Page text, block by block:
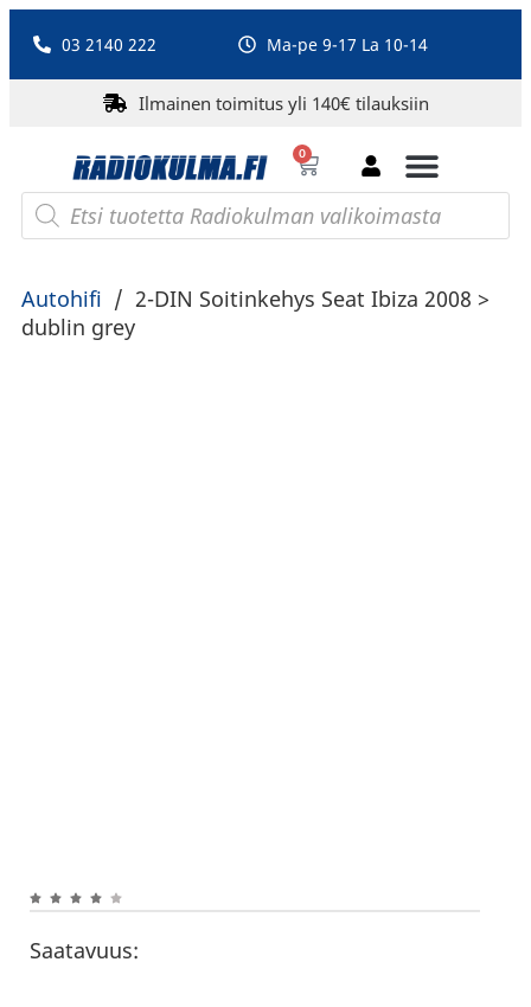
03 2140 222 Ma-pe 9-17 La 10-14
Ilmainen toimitus yli 140€ tilauksiin
0
Autohifi / 2-DIN Soitinkehys Seat Ibiza 2008 >
dublin grey
Saatavuus: